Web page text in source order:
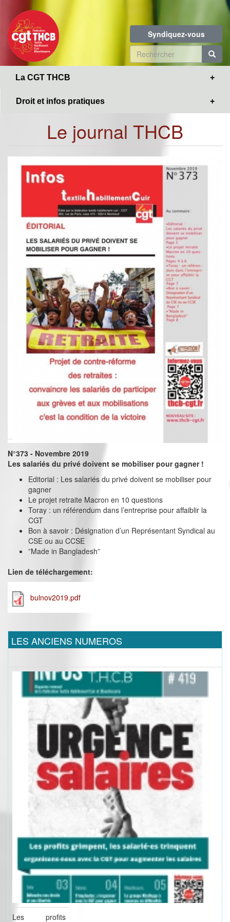
contenu
principal
Syndiquez-vous
Formulaire
de
La CGT THCB
Droit et infos pratiques
Le journal THCB
N°373 - Novembre 2019
Les salariés du privé doivent se mobiliser pour gagner !
Editorial : Les salariés du privé doivent se mobiliser pour
gagner
Le projet retraite Macron en 10 questions
Toray : un référendum dans l’entreprise pour affaiblir la
CGT
Bon à savoir : Désignation d’un Représentant Syndical au
CSE ou au CCSE
”Made in Bangladesh”
Lien de téléchargement:
bulnov2019.pdf
LES ANCIENS NUMEROS
Les profits